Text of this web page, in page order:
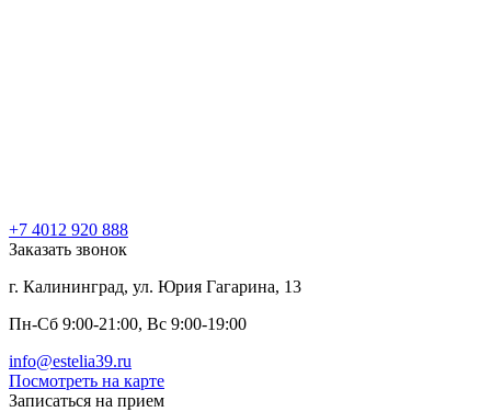
+7 4012 920 888
Заказать звонок
г. Калининград, ул. Юрия Гагарина, 13
Пн-Сб 9:00-21:00, Вс 9:00-19:00
info@estelia39.ru
Посмотреть на карте
Записаться на прием